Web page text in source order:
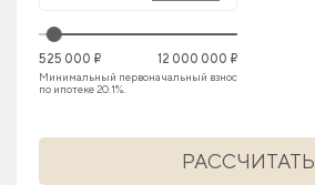
525 000 ₽
12 000 000 ₽
Минимальный первоначальный взнос
по ипотеке 20.1%.
РАССЧИТАТЬ